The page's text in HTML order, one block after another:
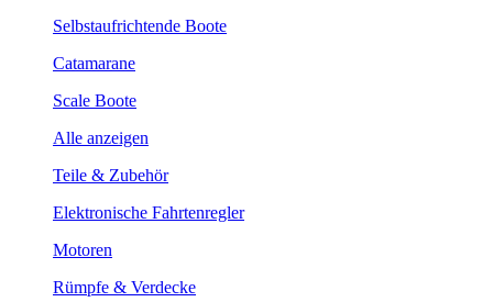
Selbstaufrichtende Boote
Catamarane
Scale Boote
Alle anzeigen
Teile & Zubehör
Elektronische Fahrtenregler
Motoren
Rümpfe & Verdecke